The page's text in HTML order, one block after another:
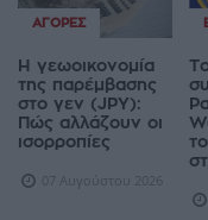
ΑΓΟΡΈΣ
Η γεωοικονομία
της παρέμβασης
στο γεν (JPY):
Πώς αλλάζουν οι
ισορροπίες
07 Αυγούστου 2026